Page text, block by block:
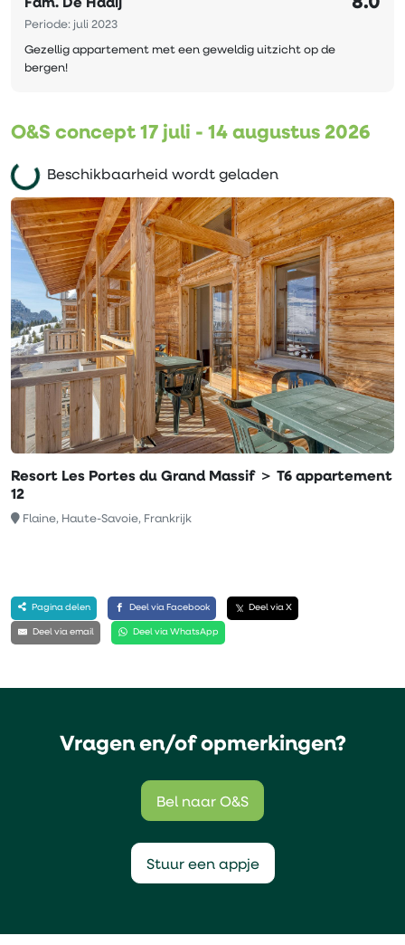
Fam. De Haaij
Periode: juli 2023
Gezellig appartement met een geweldig uitzicht op de
bergen!
O&S concept 17 juli - 14 augustus 2026
Beschikbaarheid wordt geladen
Resort Les Portes du Grand Massif ＞ T6 appartement
12
Flaine, Haute-Savoie, Frankrijk
Pagina delen Deel via Facebook Deel via X
Deel via email Deel via WhatsApp
Vragen en/of opmerkingen?
Bel naar O&S
Stuur een appje